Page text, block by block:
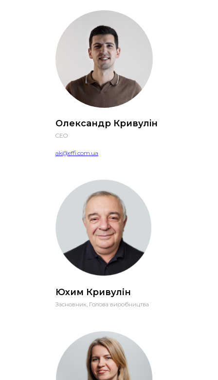
Олександр Кривулiн
CEO
ak@effi.com.ua
Юхим Кривулін
Засновник, Голова виробництва